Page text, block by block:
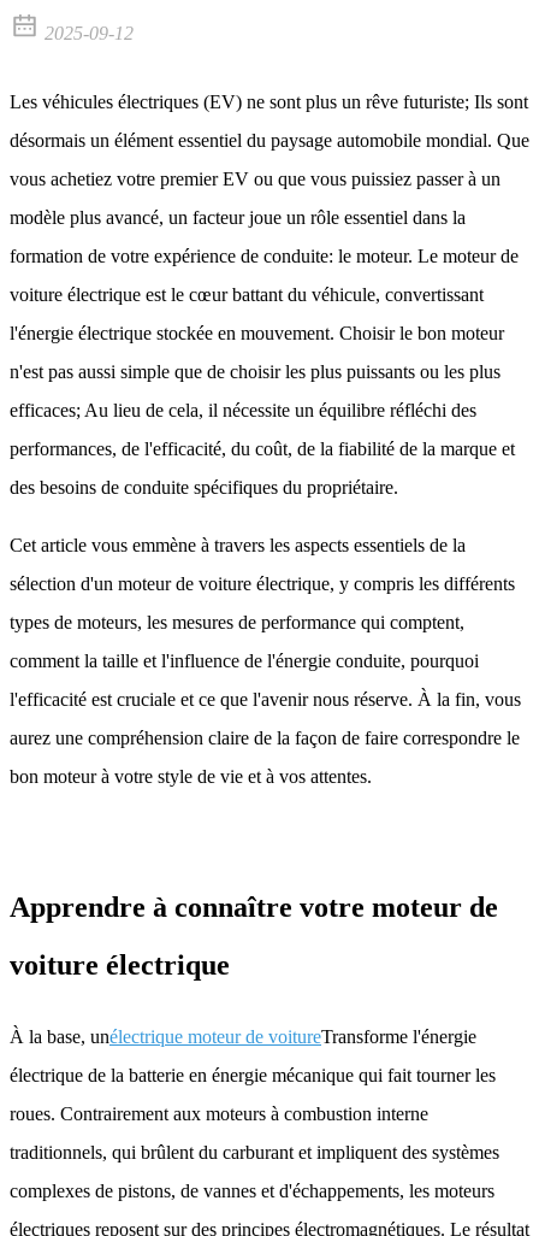
2025-09-12
Les véhicules électriques (EV) ne sont plus un rêve futuriste; Ils sont
désormais un élément essentiel du paysage automobile mondial. Que
vous achetiez votre premier EV ou que vous puissiez passer à un
modèle plus avancé, un facteur joue un rôle essentiel dans la
formation de votre expérience de conduite: le moteur. Le moteur de
voiture électrique est le cœur battant du véhicule, convertissant
l'énergie électrique stockée en mouvement. Choisir le bon moteur
n'est pas aussi simple que de choisir les plus puissants ou les plus
efficaces; Au lieu de cela, il nécessite un équilibre réfléchi des
performances, de l'efficacité, du coût, de la fiabilité de la marque et
des besoins de conduite spécifiques du propriétaire.
Cet article vous emmène à travers les aspects essentiels de la
sélection d'un moteur de voiture électrique, y compris les différents
types de moteurs, les mesures de performance qui comptent,
comment la taille et l'influence de l'énergie conduite, pourquoi
l'efficacité est cruciale et ce que l'avenir nous réserve. À la fin, vous
aurez une compréhension claire de la façon de faire correspondre le
bon moteur à votre style de vie et à vos attentes.
Apprendre à connaître votre moteur de
voiture électrique
À la base, unélectrique moteur de voitureTransforme l'énergie
électrique de la batterie en énergie mécanique qui fait tourner les
roues. Contrairement aux moteurs à combustion interne
traditionnels, qui brûlent du carburant et impliquent des systèmes
complexes de pistons, de vannes et d'échappements, les moteurs
électriques reposent sur des principes électromagnétiques. Le résultat